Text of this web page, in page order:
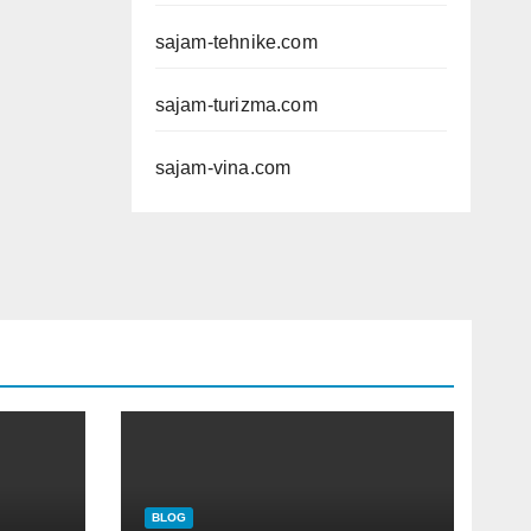
sajam-tehnike.com
sajam-turizma.com
sajam-vina.com
BLOG